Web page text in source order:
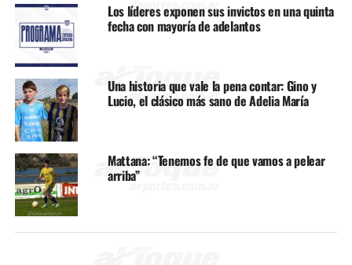
Los líderes exponen sus invictos en una quinta
fecha con mayoría de adelantos
Una historia que vale la pena contar: Gino y
Lucio, el clásico más sano de Adelia María
Mattana: “Tenemos fe de que vamos a pelear
arriba”